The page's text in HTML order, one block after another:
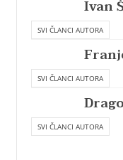
Ivan
SVI ČLANCI AUTORA
SVI ČLANCI AUTORA
SVI ČLANCI AUTORA